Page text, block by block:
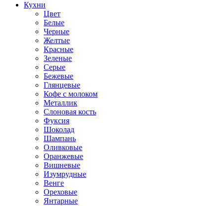
Кухни
Цвет
Белые
Черные
Желтые
Красные
Зеленые
Серые
Бежевые
Глянцевые
Кофе с молоком
Металлик
Слоновая кость
Фуксия
Шоколад
Шампань
Оливковые
Оранжевые
Вишневые
Изумрудные
Венге
Ореховые
Янтарные